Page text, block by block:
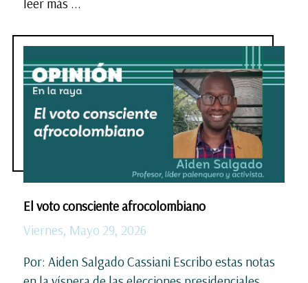
leer más ...
El voto consciente afrocolombiano
Viernes, Mayo 29, 2026
Por: Aiden Salgado Cassiani Escribo estas notas